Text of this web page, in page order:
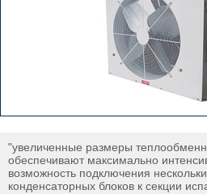
"увеличенные размеры
обеспечивают максимально
возможность подключения
конденсаторных блоков к секции